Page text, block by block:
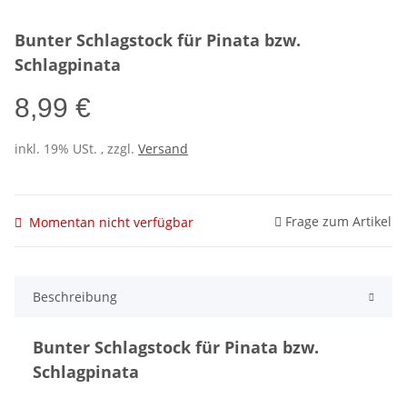
Bunter Schlagstock für Pinata bzw.
Schlagpinata
8,99 €
inkl. 19% USt. , zzgl. Versand
Momentan nicht verfügbar Frage zum Artikel
Beschreibung
Bunter Schlagstock für Pinata bzw.
Schlagpinata